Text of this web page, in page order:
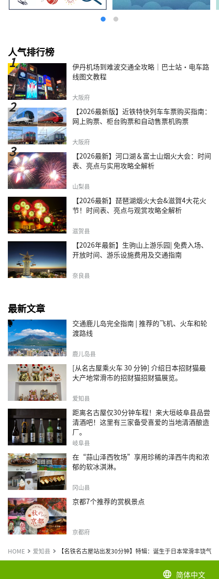
人气排行榜
伊丹机场到难波交通全攻略｜巴士站・电车路
线图文教程
大阪府
【2026最新版】近铁特快列车车票购买指南：
网上购票、柜台购票和自动售票机购票
大阪府
【2026最新】河口湖＆富士山烟火大会：时间
表、亮点与实用攻略全解析
山梨县
【2026最新】琵琶湖烟火大会&滋賀4大花火
节！时间表、亮点与观赏攻略全解析
滋贺县
【2026年最新】生驹山上游乐园| 免费入场、
开放时间、游乐设施费用及交通指南
奈良县
最新文章
交通鹿儿岛完全指南 | 推荐的飞机、火车和轮
渡路线
鹿儿岛县
[从名古屋乘火车 30 分钟] 介绍日本招财猫最
大产地常滑市的招财猫招财猫展览。
爱知县
距离名古屋仅30分钟车程！来大垣岐阜县品尝
清酒吧！这里有三家备受喜爱的当地清酒酿造
厂。
岐阜县
在“蒜山泽西牧场”享用珍稀的泽西牛肉和浓
郁的软冰淇淋。
冈山县
京都7个推荐的赏枫景点
京都府
HOME 爱知县 【名铁名古屋站出发30分钟】特辑：诞生于日本常滑丰饶气
language 简体中文